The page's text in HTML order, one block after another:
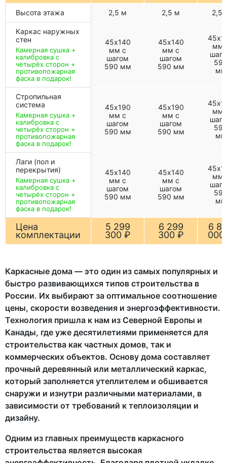
Высота этажа 2,5 м 2,5 м 2,5
Каркас наружных
стен
Камерная сушка +
калибровка с
четырёх сторон +
противопожарная
фаска в подарок!
45х140
мм с
шагом
590 мм
45х140
мм с
шагом
590 мм
мм
590
мм
Стропильная
система
Камерная сушка +
калибровка с
четырёх сторон +
противопожарная
фаска в подарок!
45х190
мм с
шагом
590 мм
45х190
мм с
шагом
590 мм
мм
590
мм
Лаги (пол и
перекрытия)
Камерная сушка +
калибровка с
четырёх сторон +
противопожарная
фаска в подарок!
45х140
мм с
шагом
590 мм
45х140
мм с
шагом
590 мм
мм
590
мм
Цена
комплектации
5 299
300 ₽
6 299
300 ₽
6
000
Каркасные дома — это один из самых популярных и
быстро развивающихся типов строительства в
России. Их выбирают за оптимальное соотношение
цены, скорости возведения и энергоэффективности.
Технология пришла к нам из Северной Европы и
Канады, где уже десятилетиями применяется для
строительства как частных домов, так и
коммерческих объектов. Основу дома составляет
прочный деревянный или металлический каркас,
который заполняется утеплителем и обшивается
снаружи и изнутри различными материалами, в
зависимости от требований к теплоизоляции и
дизайну.
Одним из главных преимуществ каркасного
строительства является высокая